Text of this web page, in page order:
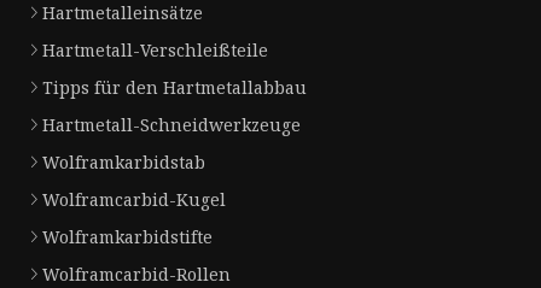
Hartmetalleinsätze
Hartmetall-Verschleißteile
Tipps für den Hartmetallabbau
Hartmetall-Schneidwerkzeuge
Wolframkarbidstab
Wolframcarbid-Kugel
Wolframkarbidstifte
Wolframcarbid-Rollen